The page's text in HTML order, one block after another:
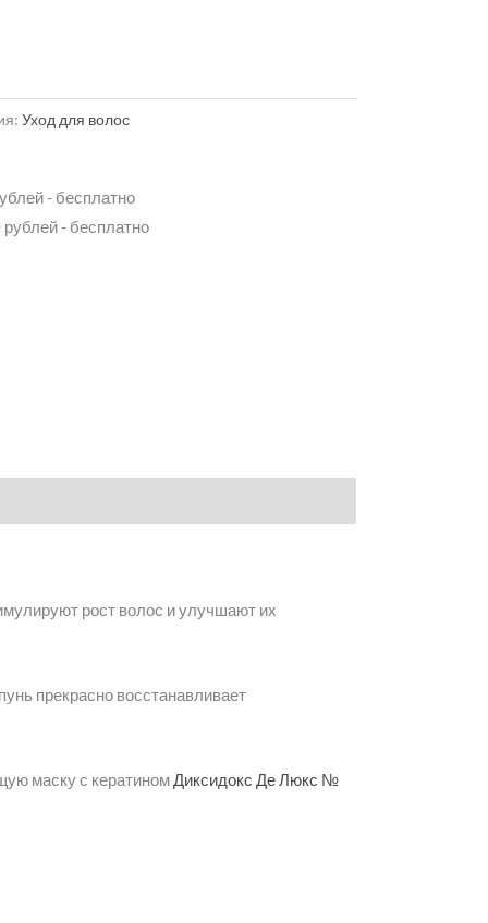
Уход для волос
- бесплатно
- бесплатно
рост волос и улучшают их
прекрасно восстанавливает
маску с кератиномДиксидокс Де Люкс №